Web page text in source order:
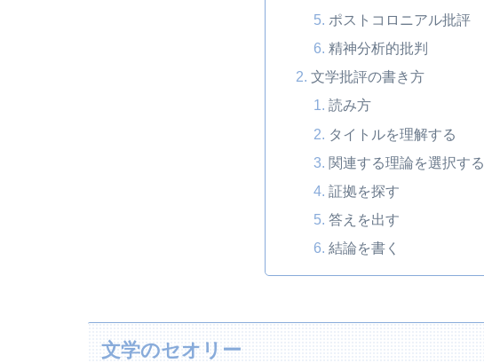
ポストコロニアル批評
精神分析的批判
文学批評の書き方
読み方
タイトルを理解する
関連する理論を選択する
証拠を探す
答えを出す
結論を書く
文学のセオリー